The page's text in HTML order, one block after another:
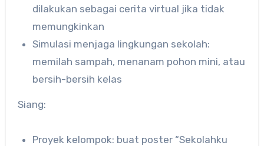
dilakukan sebagai cerita virtual jika tidak
memungkinkan
Simulasi menjaga lingkungan sekolah:
memilah sampah, menanam pohon mini, atau
bersih-bersih kelas
Siang:
Proyek kelompok: buat poster “Sekolahku